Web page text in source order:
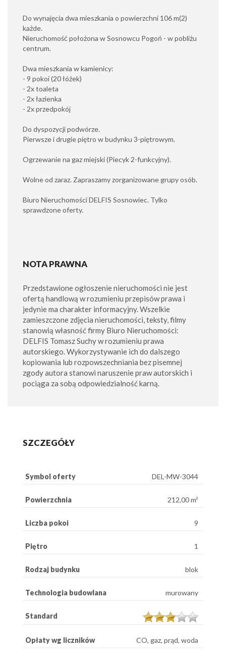
Do wynajęcia dwa mieszkania o powierzchni 106 m(2)
każde.
Nieruchomość położona w Sosnowcu Pogoń - w pobliżu
centrum.
Dwa mieszkania w kamienicy:
- 9 pokoi (20 łóżek)
- 2x toaleta
- 2x łazienka
- 2x przedpokój
Do dyspozycji podwórze.
Pierwsze i drugie piętro w budynku 3-piętrowym.
Ogrzewanie na gaz miejski (Piecyk 2-funkcyjny).
Wolne od zaraz. Zapraszamy zorganizowane grupy osób.
Biuro Nieruchomości DELFIS Sosnowiec. Tylko
sprawdzone oferty.
NOTA PRAWNA
Przedstawione ogłoszenie nieruchomości nie jest
ofertą handlową w rozumieniu przepisów prawa i
jedynie ma charakter informacyjny. Wszelkie
zamieszczone zdjęcia nieruchomości, teksty, filmy
stanowią własność firmy Biuro Nieruchomości:
DELFIS Tomasz Suchy w rozumieniu prawa
autorskiego. Wykorzystywanie ich do dalszego
kopiowania lub rozpowszechniania bez pisemnej
zgody autora stanowi naruszenie praw autorskich i
pociąga za sobą odpowiedzialność karną.
SZCZEGÓŁY
Symbol oferty DEL-MW-3044
Powierzchnia 212,00 m²
Liczba pokoi 9
Piętro 1
Rodzaj budynku blok
Technologia budowlana murowany
Standard
Opłaty wg liczników CO, gaz, prąd, woda